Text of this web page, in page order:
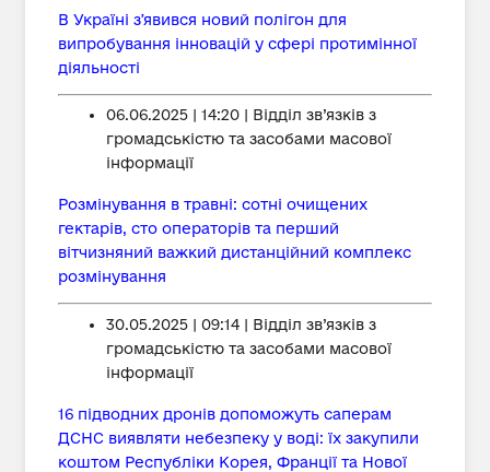
В Україні зʼявився новий полігон для
випробування інновацій у сфері протимінної
діяльності
06.06.2025 | 14:20 | Відділ зв’язків з
громадськістю та засобами масової
інформації
Розмінування в травні: сотні очищених
гектарів, сто операторів та перший
вітчизняний важкий дистанційний комплекс
розмінування
30.05.2025 | 09:14 | Відділ зв’язків з
громадськістю та засобами масової
інформації
16 підводних дронів допоможуть саперам
ДСНС виявляти небезпеку у воді: їх закупили
коштом Республіки Корея, Франції та Нової